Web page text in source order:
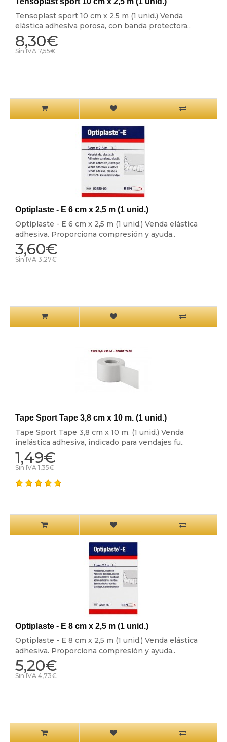
Tensoplast sport 10 cm x 2,5 m (1 unid.) Venda
elástica adhesiva porosa, con banda protectora..
8,30€
Sin IVA 7,55€
Optiplaste - E 6 cm x 2,5 m (1 unid.)
Optiplaste - E 6 cm x 2,5 m (1 unid.) Venda elástica
adhesiva. Proporciona compresión y ayuda..
3,60€
Sin IVA 3,27€
Tape Sport Tape 3,8 cm x 10 m. (1 unid.)
Tape Sport Tape 3,8 cm x 10 m. (1 unid.) Venda
inelástica adhesiva, indicado para vendajes fu..
1,49€
Sin IVA 1,35€
Optiplaste - E 8 cm x 2,5 m (1 unid.)
Optiplaste - E 8 cm x 2,5 m (1 unid.) Venda elástica
adhesiva. Proporciona compresión y ayuda..
5,20€
Sin IVA 4,73€